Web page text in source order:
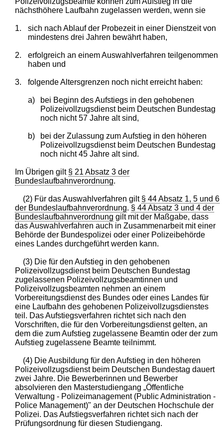
nächsthöhere Laufbahn zugelassen werden, wenn sie
1.
sich nach Ablauf der Probezeit in einer Dienstzeit von
mindestens drei Jahren bewährt haben,
2.
erfolgreich an einem Auswahlverfahren teilgenommen
haben und
3. folgende Altersgrenzen noch nicht erreicht haben:
a)
bei Beginn des Aufstiegs in den gehobenen
Polizeivollzugsdienst beim Deutschen Bundestag
noch nicht 57 Jahre alt sind,
b)
bei der Zulassung zum Aufstieg in den höheren
Polizeivollzugsdienst beim Deutschen Bundestag
noch nicht 45 Jahre alt sind.
Im Übrigen gilt § 21 Absatz 3 der
Bundeslaufbahnverordnung.
(2) Für das Auswahlverfahren gilt § 44 Absatz 1, 5 und 6
der Bundeslaufbahnverordnung. § 44 Absatz 3 und 4 der
Bundeslaufbahnverordnung gilt mit der Maßgabe, dass
das Auswahlverfahren auch in Zusammenarbeit mit einer
Behörde der Bundespolizei oder einer Polizeibehörde
eines Landes durchgeführt werden kann.
(3) Die für den Aufstieg in den gehobenen
Polizeivollzugsdienst beim Deutschen Bundestag
zugelassenen Polizeivollzugsbeamtinnen und
Polizeivollzugsbeamten nehmen an einem
Vorbereitungsdienst des Bundes oder eines Landes für
eine Laufbahn des gehobenen Polizeivollzugsdienstes
teil. Das Aufstiegsverfahren richtet sich nach den
Vorschriften, die für den Vorbereitungsdienst gelten, an
dem die zum Aufstieg zugelassene Beamtin oder der zum
Aufstieg zugelassene Beamte teilnimmt.
(4) Die Ausbildung für den Aufstieg in den höheren
Polizeivollzugsdienst beim Deutschen Bundestag dauert
zwei Jahre. Die Bewerberinnen und Bewerber
absolvieren den Masterstudiengang „Öffentliche
Verwaltung - Polizeimanagement (Public Administration -
Police Management)" an der Deutschen Hochschule der
Polizei. Das Aufstiegsverfahren richtet sich nach der
Prüfungsordnung für diesen Studiengang.